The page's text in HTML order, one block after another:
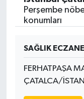
Perşembe
konumları
SAĞLIK
FERHATPAŞA
ÇATALCA/